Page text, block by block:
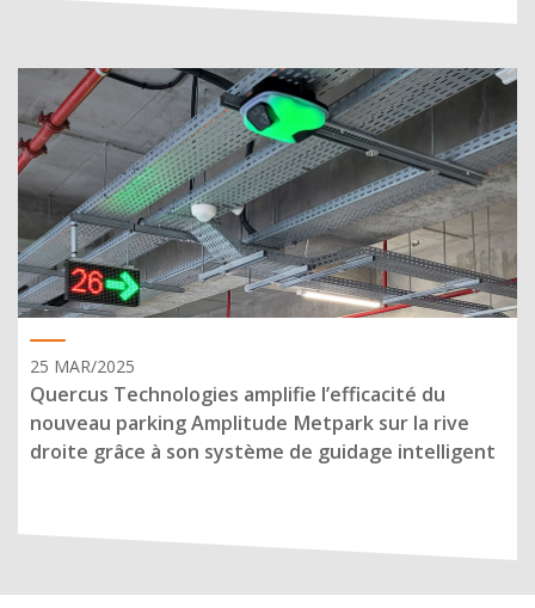
25 MAR/2025
Quercus Technologies amplifie l’efficacité du
nouveau parking Amplitude Metpark sur la rive
droite grâce à son système de guidage intelligent